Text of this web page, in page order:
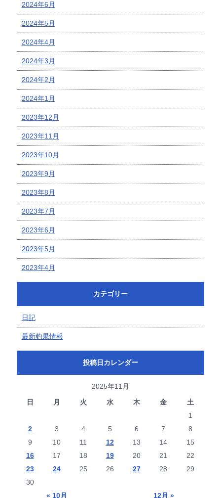
2024年6月
2024年5月
2024年4月
2024年3月
2024年2月
2024年1月
2023年12月
2023年11月
2023年10月
2023年9月
2023年8月
2023年7月
2023年6月
2023年5月
2023年4月
カテゴリー
日記
最新釣果情報
投稿日カレンダー
2025年11月
日
月 火 水 木 金 土
« 10月 12月 »
1
2
3 4 5 6 7
8
9
10 11 12 13 14
15
16
17 18 19 20 21
22
23
24 25 26 27 28
29
30